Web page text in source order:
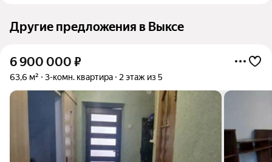
Другие предложения в Выксе
6 900 000 ₽
63,6 м² 3-комн. квартира 2 этаж из 5